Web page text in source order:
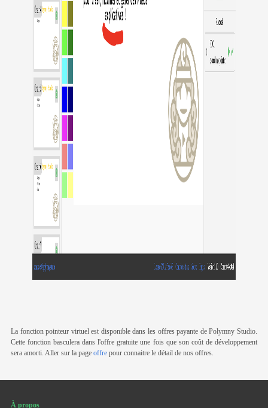
La fonction pointeur virtuel est disponible dans les offres payante de Polymny Studio.
Cette fonction basculera dans l'offre gratuite une fois que son coût de développement
sera amorti. Aller sur la page offre pour connaitre le détail de nos offres.
À propos